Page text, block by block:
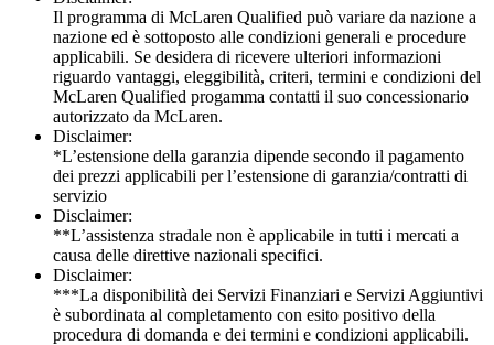
Il programma di McLaren Qualified può variare da nazione a
nazione ed è sottoposto alle condizioni generali e procedure
applicabili. Se desidera di ricevere ulteriori informazioni
riguardo vantaggi, eleggibilità, criteri, termini e condizioni del
McLaren Qualified progamma contatti il suo concessionario
autorizzato da McLaren.
Disclaimer:
*L’estensione della garanzia dipende secondo il pagamento
dei prezzi applicabili per l’estensione di garanzia/contratti di
servizio
Disclaimer:
**L’assistenza stradale non è applicabile in tutti i mercati a
causa delle direttive nazionali specifici.
Disclaimer:
***La disponibilità dei Servizi Finanziari e Servizi Aggiuntivi
è subordinata al completamento con esito positivo della
procedura di domanda e dei termini e condizioni applicabili.